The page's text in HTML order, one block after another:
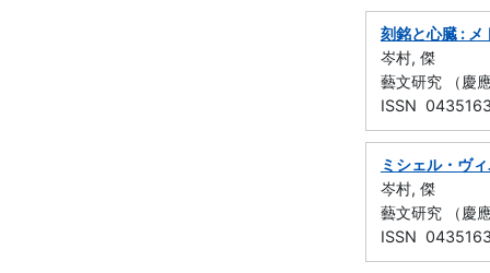
刻銘と心臓 : メ
岑村, 傑
藝文研究 （慶
ISSN
ミシェル・ヴ
岑村, 傑
藝文研究 （慶
ISSN